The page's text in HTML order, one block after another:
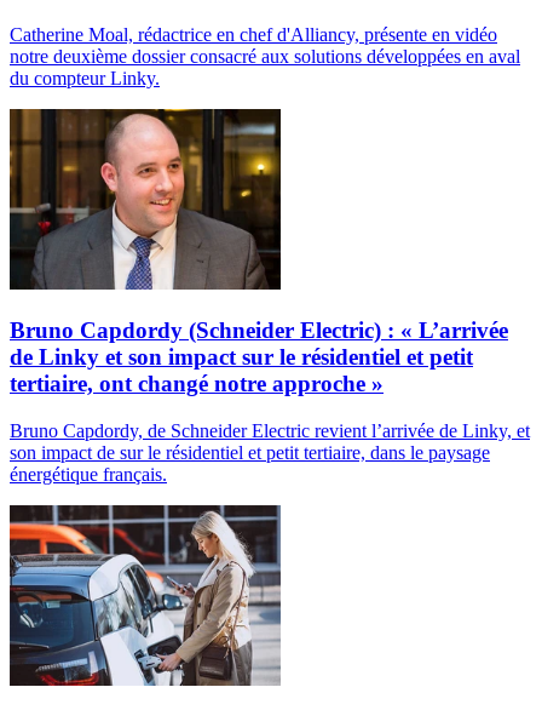
Catherine Moal, rédactrice en chef d'Alliancy, présente en vidéo
notre deuxième dossier consacré aux solutions développées en aval
du compteur Linky.
Bruno Capdordy (Schneider Electric) : « L’arrivée
de Linky et son impact sur le résidentiel et petit
tertiaire, ont changé notre approche »
Bruno Capdordy, de Schneider Electric revient l’arrivée de Linky, et
son impact de sur le résidentiel et petit tertiaire, dans le paysage
énergétique français.